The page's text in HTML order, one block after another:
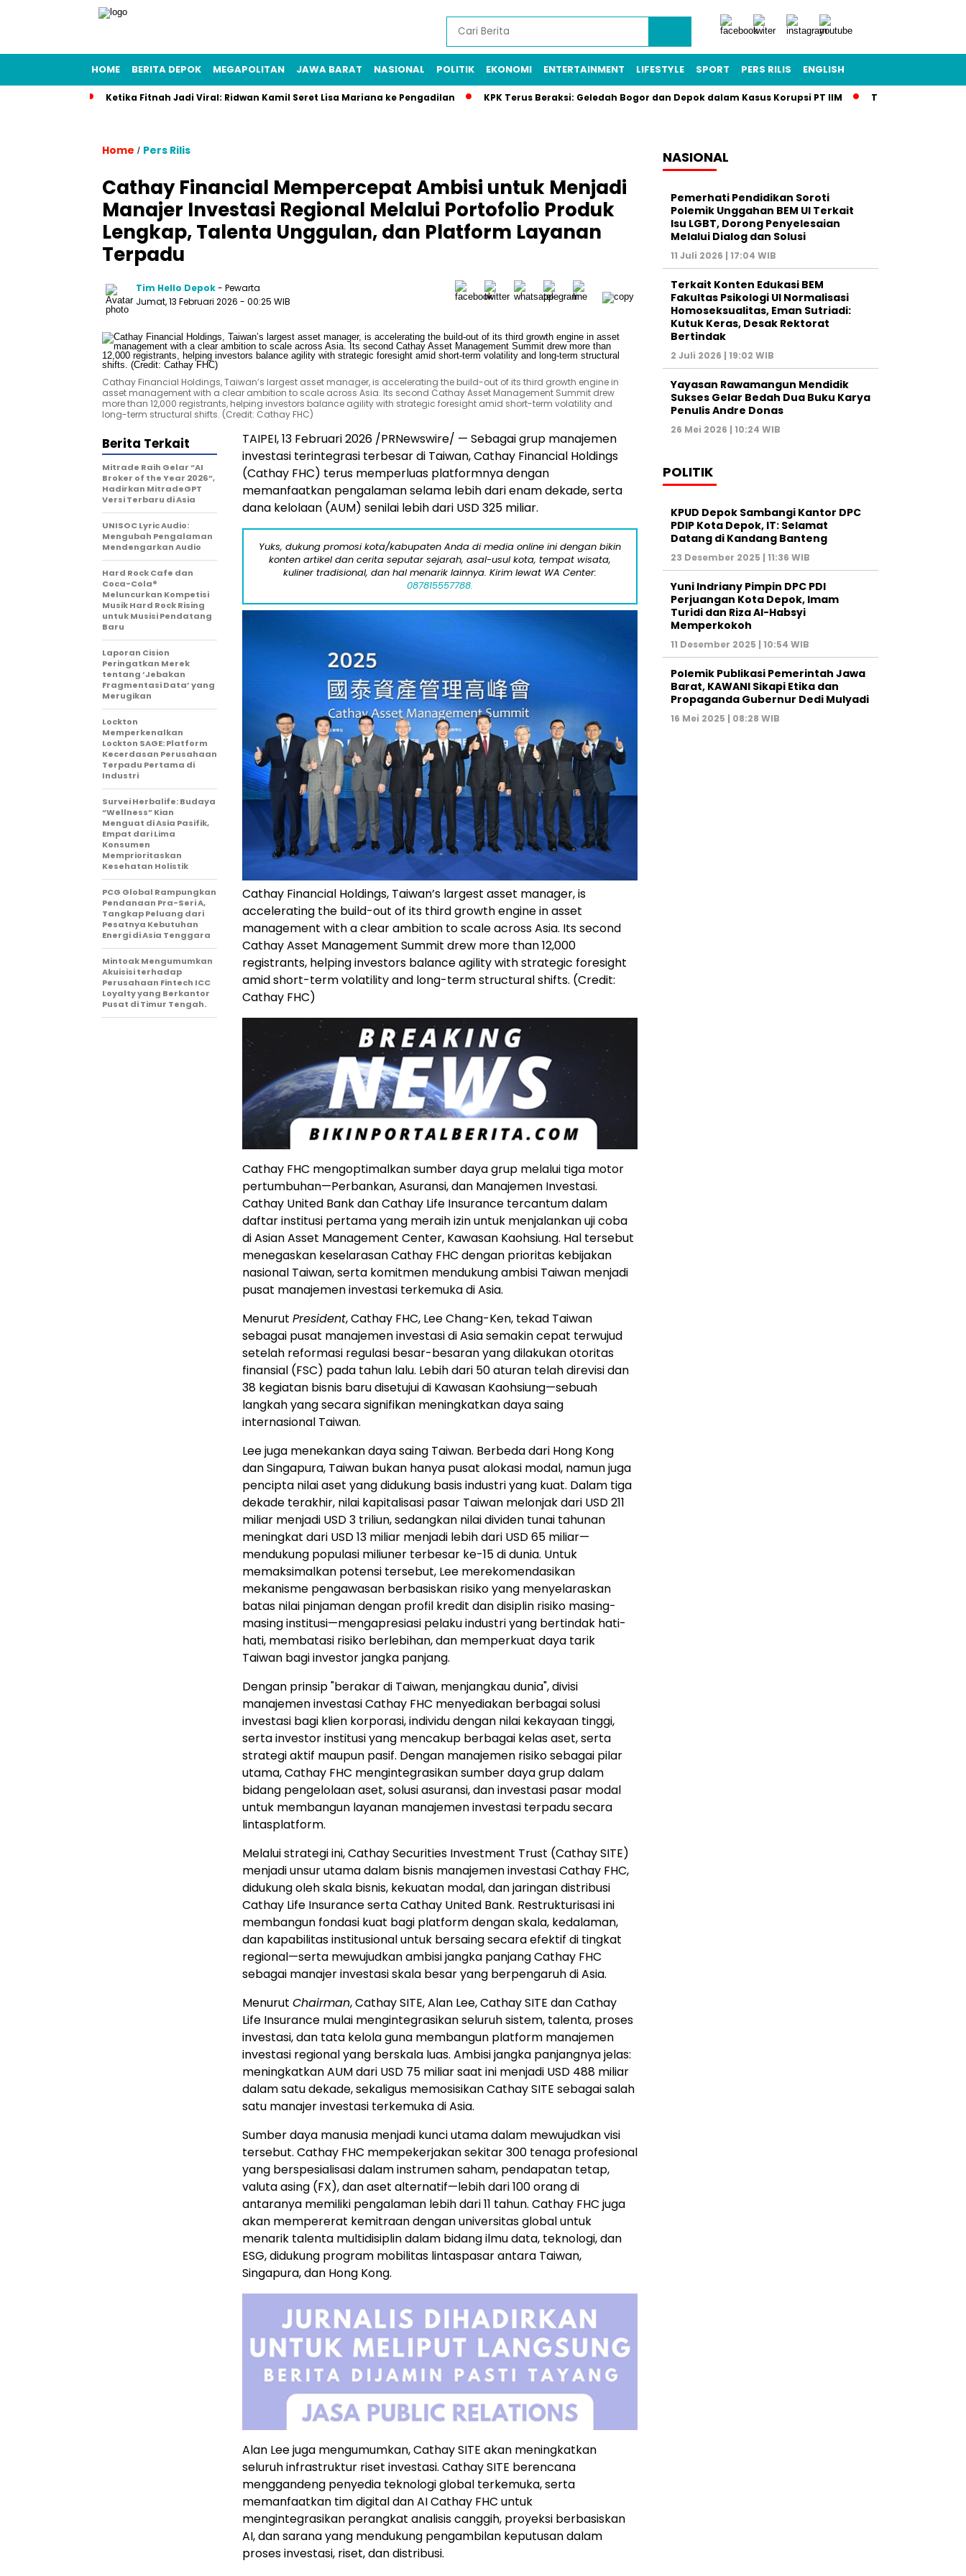
HOME BERITA DEPOK MEGAPOLITAN JAWA BARAT NASIONAL POLITIK EKONOMI ENTERTAINMENT LIFESTYLE SPORT PERS RILIS ENGLISH
Ketika Fitnah Jadi Viral: Ridwan Kamil Seret Lisa Mariana ke Pengadilan KPK Terus Beraksi: Geledah Bogor dan Depok dalam Kasus Korupsi PT IIM Terkuak! Skandal
Home / Pers Rilis
Cathay Financial Mempercepat Ambisi untuk Menjadi
Manajer Investasi Regional Melalui Portofolio Produk
Lengkap, Talenta Unggulan, dan Platform Layanan
Terpadu
Tim Hello Depok- Pewarta
Jumat, 13 Februari 2026 - 00:25 WIB
Cathay Financial Holdings, Taiwan’s largest asset manager, is accelerating the build-out of its third growth engine in
asset management with a clear ambition to scale across Asia. Its second Cathay Asset Management Summit drew
more than 12,000 registrants, helping investors balance agility with strategic foresight amid short-term volatility and
long-term structural shifts. (Credit: Cathay FHC)
TAIPEI, 13 Februari 2026 /PRNewswire/ — Sebagai grup manajemen
investasi terintegrasi terbesar di Taiwan, Cathay Financial Holdings
(Cathay FHC) terus memperluas platformnya dengan
memanfaatkan pengalaman selama lebih dari enam dekade, serta
dana kelolaan (AUM) senilai lebih dari USD 325 miliar.
Yuks, dukung promosi kota/kabupaten Anda di media online ini dengan bikin
konten artikel dan cerita seputar sejarah, asal-usul kota, tempat wisata,
kuliner tradisional, dan hal menarik lainnya. Kirim lewat WA Center:
087815557788.
Cathay Financial Holdings, Taiwan’s largest asset manager, is
accelerating the build-out of its third growth engine in asset
management with a clear ambition to scale across Asia. Its second
Cathay Asset Management Summit drew more than 12,000
registrants, helping investors balance agility with strategic foresight
amid short-term volatility and long-term structural shifts. (Credit:
Cathay FHC)
Cathay FHC mengoptimalkan sumber daya grup melalui tiga motor
pertumbuhan—Perbankan, Asuransi, dan Manajemen Investasi.
Cathay United Bank dan Cathay Life Insurance tercantum dalam
daftar institusi pertama yang meraih izin untuk menjalankan uji coba
di Asian Asset Management Center, Kawasan Kaohsiung. Hal tersebut
menegaskan keselarasan Cathay FHC dengan prioritas kebijakan
nasional Taiwan, serta komitmen mendukung ambisi Taiwan menjadi
pusat manajemen investasi terkemuka di Asia.
Menurut President, Cathay FHC, Lee Chang-Ken, tekad Taiwan
sebagai pusat manajemen investasi di Asia semakin cepat terwujud
setelah reformasi regulasi besar-besaran yang dilakukan otoritas
finansial (FSC) pada tahun lalu. Lebih dari 50 aturan telah direvisi dan
38 kegiatan bisnis baru disetujui di Kawasan Kaohsiung—sebuah
langkah yang secara signifikan meningkatkan daya saing
internasional Taiwan.
Lee juga menekankan daya saing Taiwan. Berbeda dari Hong Kong
dan Singapura, Taiwan bukan hanya pusat alokasi modal, namun juga
pencipta nilai aset yang didukung basis industri yang kuat. Dalam tiga
dekade terakhir, nilai kapitalisasi pasar Taiwan melonjak dari USD 211
miliar menjadi USD 3 triliun, sedangkan nilai dividen tunai tahunan
meningkat dari USD 13 miliar menjadi lebih dari USD 65 miliar—
mendukung populasi miliuner terbesar ke-15 di dunia. Untuk
memaksimalkan potensi tersebut, Lee merekomendasikan
mekanisme pengawasan berbasiskan risiko yang menyelaraskan
batas nilai pinjaman dengan profil kredit dan disiplin risiko masing-
masing institusi—mengapresiasi pelaku industri yang bertindak hati-
hati, membatasi risiko berlebihan, dan memperkuat daya tarik
Taiwan bagi investor jangka panjang.
Dengan prinsip "berakar di Taiwan, menjangkau dunia", divisi
manajemen investasi Cathay FHC menyediakan berbagai solusi
investasi bagi klien korporasi, individu dengan nilai kekayaan tinggi,
serta investor institusi yang mencakup berbagai kelas aset, serta
strategi aktif maupun pasif. Dengan manajemen risiko sebagai pilar
utama, Cathay FHC mengintegrasikan sumber daya grup dalam
bidang pengelolaan aset, solusi asuransi, dan investasi pasar modal
untuk membangun layanan manajemen investasi terpadu secara
lintasplatform.
Melalui strategi ini, Cathay Securities Investment Trust (Cathay SITE)
menjadi unsur utama dalam bisnis manajemen investasi Cathay FHC,
didukung oleh skala bisnis, kekuatan modal, dan jaringan distribusi
Cathay Life Insurance serta Cathay United Bank. Restrukturisasi ini
membangun fondasi kuat bagi platform dengan skala, kedalaman,
dan kapabilitas institusional untuk bersaing secara efektif di tingkat
regional—serta mewujudkan ambisi jangka panjang Cathay FHC
sebagai manajer investasi skala besar yang berpengaruh di Asia.
Menurut Chairman, Cathay SITE, Alan Lee, Cathay SITE dan Cathay
Life Insurance mulai mengintegrasikan seluruh sistem, talenta, proses
investasi, dan tata kelola guna membangun platform manajemen
investasi regional yang berskala luas. Ambisi jangka panjangnya jelas:
meningkatkan AUM dari USD 75 miliar saat ini menjadi USD 488 miliar
dalam satu dekade, sekaligus memosisikan Cathay SITE sebagai salah
satu manajer investasi terkemuka di Asia.
Sumber daya manusia menjadi kunci utama dalam mewujudkan visi
tersebut. Cathay FHC mempekerjakan sekitar 300 tenaga profesional
yang berspesialisasi dalam instrumen saham, pendapatan tetap,
valuta asing (FX), dan aset alternatif—lebih dari 100 orang di
antaranya memiliki pengalaman lebih dari 11 tahun. Cathay FHC juga
akan mempererat kemitraan dengan universitas global untuk
menarik talenta multidisiplin dalam bidang ilmu data, teknologi, dan
ESG, didukung program mobilitas lintaspasar antara Taiwan,
Singapura, dan Hong Kong.
Alan Lee juga mengumumkan, Cathay SITE akan meningkatkan
seluruh infrastruktur riset investasi. Cathay SITE berencana
menggandeng penyedia teknologi global terkemuka, serta
memanfaatkan tim digital dan AI Cathay FHC untuk
mengintegrasikan perangkat analisis canggih, proyeksi berbasiskan
AI, dan sarana yang mendukung pengambilan keputusan dalam
proses investasi, riset, dan distribusi.
Berita Terkait
Mitrade Raih Gelar “AI
Broker of the Year 2026”,
Hadirkan MitradeGPT
Versi Terbaru di Asia
UNISOC Lyric Audio:
Mengubah Pengalaman
Mendengarkan Audio
Hard Rock Cafe dan
Coca-Cola®
Meluncurkan Kompetisi
Musik Hard Rock Rising
untuk Musisi Pendatang
Baru
Laporan Cision
Peringatkan Merek
tentang ‘Jebakan
Fragmentasi Data’ yang
Merugikan
Lockton
Memperkenalkan
Lockton SAGE: Platform
Kecerdasan Perusahaan
Terpadu Pertama di
Industri
Survei Herbalife: Budaya
“Wellness” Kian
Menguat di Asia Pasifik,
Empat dari Lima
Konsumen
Memprioritaskan
Kesehatan Holistik
PCG Global Rampungkan
Pendanaan Pra-Seri A,
Tangkap Peluang dari
Pesatnya Kebutuhan
Energi di Asia Tenggara
Mintoak Mengumumkan
Akuisisi terhadap
Perusahaan Fintech ICC
Loyalty yang Berkantor
Pusat di Timur Tengah.
NASIONAL
Pemerhati Pendidikan Soroti
Polemik Unggahan BEM UI Terkait
Isu LGBT, Dorong Penyelesaian
Melalui Dialog dan Solusi
11 Juli 2026 | 17:04 WIB
Terkait Konten Edukasi BEM
Fakultas Psikologi UI Normalisasi
Homoseksualitas, Eman Sutriadi:
Kutuk Keras, Desak Rektorat
Bertindak
2 Juli 2026 | 19:02 WIB
Yayasan Rawamangun Mendidik
Sukses Gelar Bedah Dua Buku Karya
Penulis Andre Donas
26 Mei 2026 | 10:24 WIB
POLITIK
KPUD Depok Sambangi Kantor DPC
PDIP Kota Depok, IT: Selamat
Datang di Kandang Banteng
23 Desember 2025 | 11:36 WIB
Yuni Indriany Pimpin DPC PDI
Perjuangan Kota Depok, Imam
Turidi dan Riza Al-Habsyi
Memperkokoh
11 Desember 2025 | 10:54 WIB
Polemik Publikasi Pemerintah Jawa
Barat, KAWANI Sikapi Etika dan
Propaganda Gubernur Dedi Mulyadi
16 Mei 2025 | 08:28 WIB